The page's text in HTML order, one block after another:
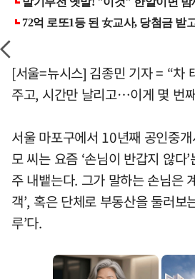
[서울=뉴시스] 김종민 기자 = “차
주고, 시간만 날리고…이게 몇 번
서울 마포구에서 10년째 공인중
모 씨는 요즘 ‘손님이 반갑지 않다
주 내뱉는다. 그가 말하는 손님은
객’, 혹은 단체로 부동산을 둘러보
루’다.